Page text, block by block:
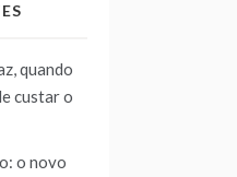
quando
custar o
o novo